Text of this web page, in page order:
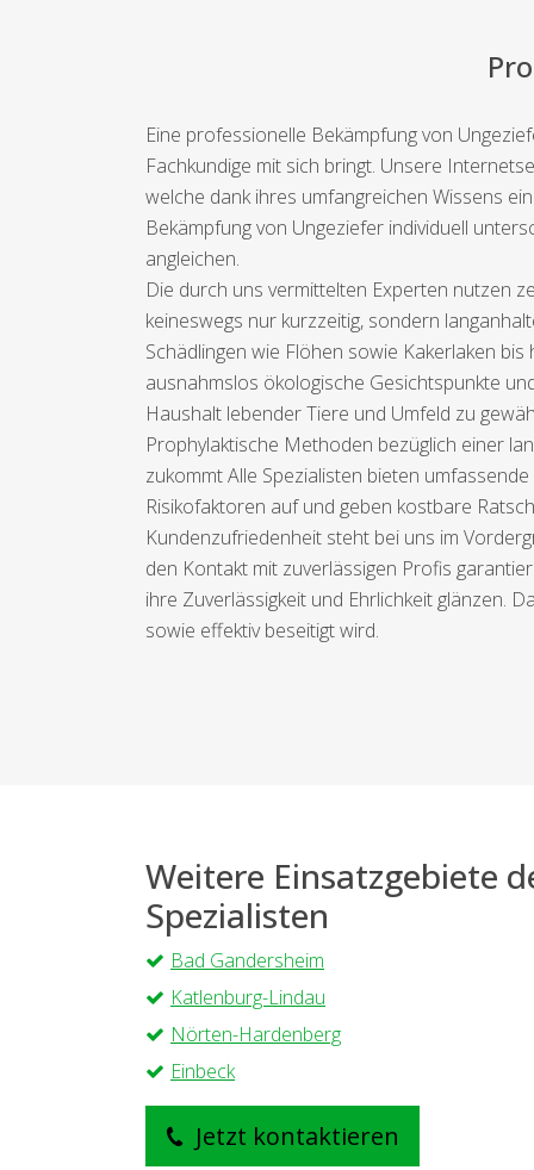
Eine professionelle Bekämpfung von
Fachkundige mit sich bringt. Unsere
welche dank ihres umfangreichen Wissens
Bekämpfung von Ungeziefer individuell
angleichen.
Die durch uns vermittelten Experten nutzen
keineswegs nur kurzzeitig, sondern
Schädlingen wie Flöhen sowie Kakerlaken
ausnahmslos ökologische Gesichtspunkte
Haushalt lebender Tiere und Umfeld zu
Prophylaktische Methoden bezüglich einer
zukommt Alle Spezialisten bieten
Risikofaktoren auf und geben kostbare
Kundenzufriedenheit steht bei uns im
den Kontakt mit zuverlässigen Profis
ihre Zuverlässigkeit und Ehrlichkeit glänzen.
sowie effektiv beseitigt wird.
Weitere Einsatzgebiete
Spezialisten
Bad Gandersheim
Katlenburg-Lindau
Nörten-Hardenberg
Einbeck
Jetzt kontaktieren